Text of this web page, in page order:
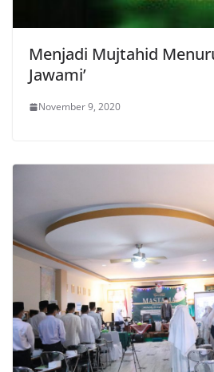
Menjadi Mujtahid
Jawami’
November 9, 2020